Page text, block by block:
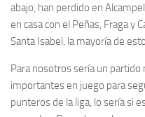
abajo, han perdido en
en casa con el Peñas, Fraga y
Santa Isabel, la mayoría de
Para nosotros sería un
importantes en juego para
punteros de la liga, lo sería si